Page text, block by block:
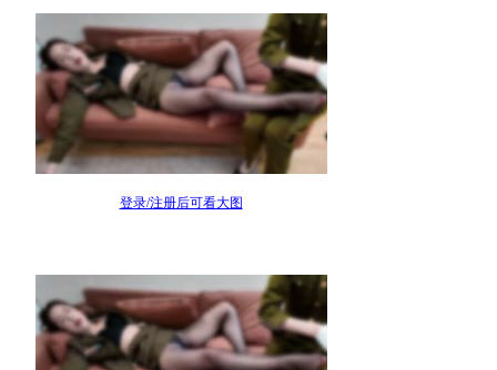
登录/注册后可看大图